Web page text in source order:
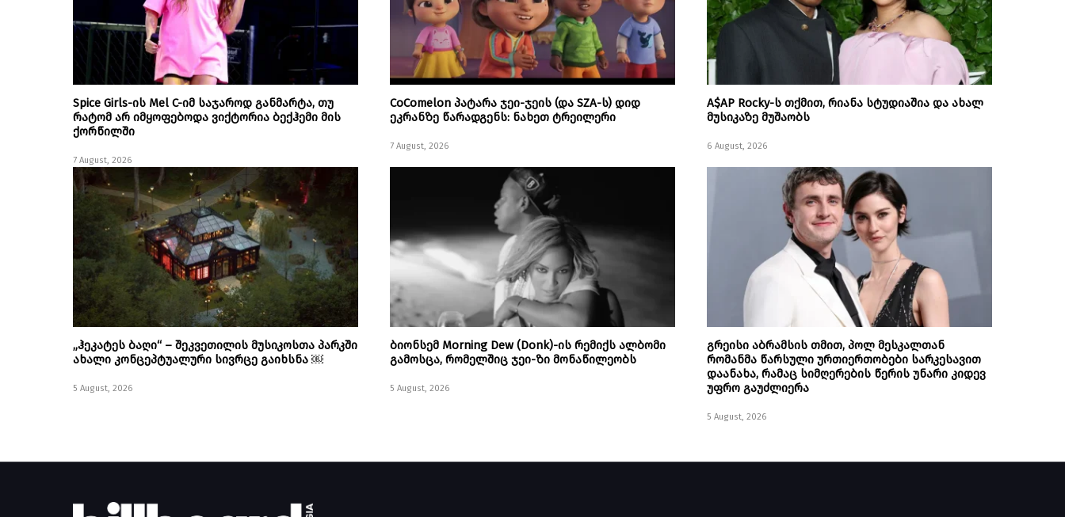
Spice Girls-ის Mel C-იმ საჯაროდ განმარტა, თუ
რატომ არ იმყოფებოდა ვიქტორია ბექჰემი მის
ქორწილში
7 August, 2026
CoComelon პატარა ჯეი-ჯეის (და SZA-ს) დიდ
ეკრანზე წარადგენს: ნახეთ ტრეილერი
7 August, 2026
A$AP Rocky-ს თქმით, რიანა სტუდიაშია და ახალ
მუსიკაზე მუშაობს
6 August, 2026
„ჰეკატეს ბაღი“ – შეკვეთილის მუსიკოსთა პარკში
ახალი კონცეპტუალური სივრცე გაიხსნა ￼
5 August, 2026
ბიონსემ Morning Dew (Donk)-ის რემიქს ალბომი
გამოსცა, რომელშიც ჯეი-ზი მონაწილეობს
5 August, 2026
გრეისი აბრამსის თმით, პოლ მესკალთან
რომანმა წარსული ურთიერთობები სარკესავით
დაანახა, რამაც სიმღერების წერის უნარი კიდევ
უფრო გაუძლიერა
5 August, 2026